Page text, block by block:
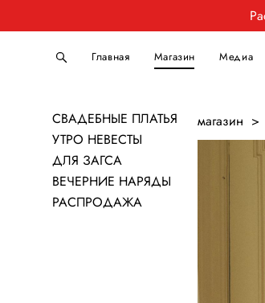
Главная Магазин Медиа
СВАДЕБНЫЕ ПЛАТЬЯ
УТРО НЕВЕСТЫ
ДЛЯ ЗАГСА
ВЕЧЕРНИЕ НАРЯДЫ
РАСПРОДАЖА
магазин >